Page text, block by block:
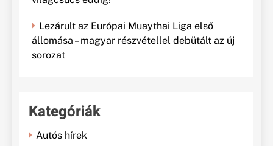
Lezárult az Európai Muaythai Liga első
állomása – magyar részvétellel debütált az új
sorozat
Kategóriák
Autós hírek